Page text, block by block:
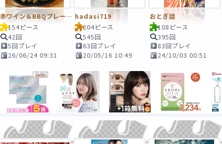
赤ワイン＆BBQプレート
154ピース
42回
5回プレイ
26/06/24 09:31
hadasi719
204ピース
545回
63回プレイ
20/05/16 10:49
おとぎ話
108ピース
395回
83回プレイ
24/10/03 00:51